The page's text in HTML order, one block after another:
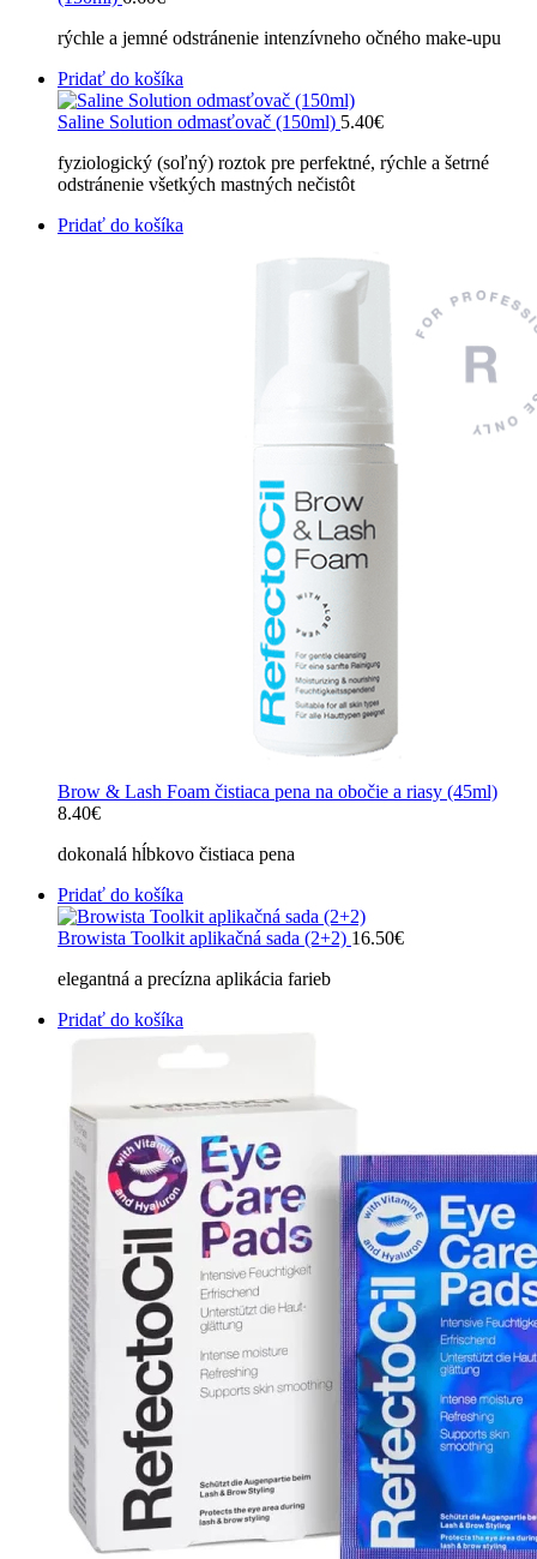
rýchle a jemné odstránenie intenzívneho očného make-upu
Pridať do košíka
Saline Solution odmasťovač (150ml) 5.40€
fyziologický (soľný) roztok pre perfektné, rýchle a šetrné
odstránenie všetkých mastných nečistôt
Pridať do košíka
Brow & Lash Foam čistiaca pena na obočie a riasy (45ml)
8.40€
dokonalá hĺbkovo čistiaca pena
Pridať do košíka
Browista Toolkit aplikačná sada (2+2) 16.50€
elegantná a precízna aplikácia farieb
Pridať do košíka